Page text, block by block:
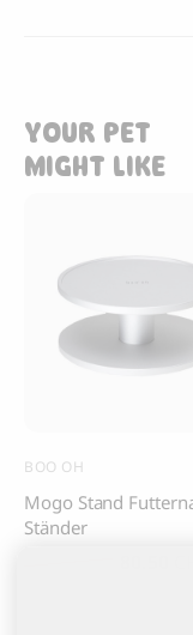
YOUR PET
MIGHT LIKE
BOO OH
Mogo Stand
Ständer